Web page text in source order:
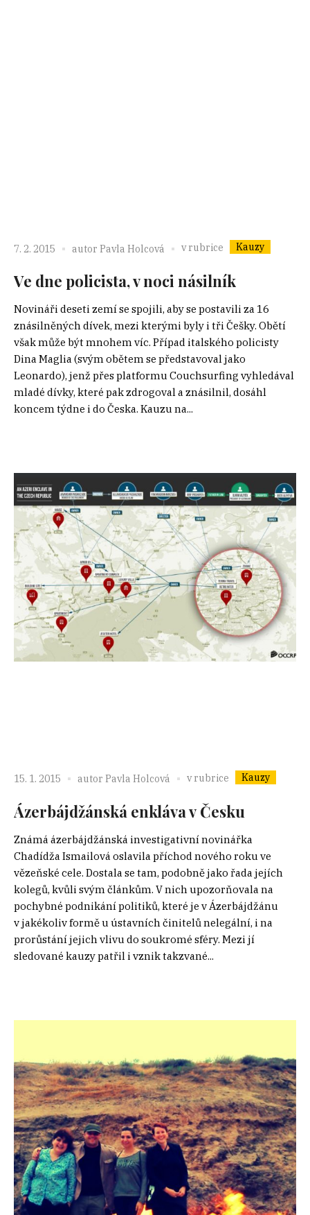
7. 2. 2015 autor Pavla Holcová v rubrice Kauzy
Ve dne policista, v noci násilník
Novináři deseti zemí se spojili, aby se postavili za 16
znásilněných dívek, mezi kterými byly i tři Češky. Obětí
však může být mnohem víc. Případ italského policisty
Dina Maglia (svým obětem se představoval jako
Leonardo), jenž přes platformu Couchsurfing vyhledával
mladé dívky, které pak zdrogoval a znásilnil, dosáhl
koncem týdne i do Česka. Kauzu na...
15. 1. 2015 autor Pavla Holcová v rubrice Kauzy
Ázerbájdžánská enkláva v Česku
Známá ázerbájdžánská investigativní novinářka
Chadídža Ismailová oslavila příchod nového roku ve
vězeňské cele. Dostala se tam, podobně jako řada jejích
kolegů, kvůli svým článkům. V nich upozorňovala na
pochybné podnikání politiků, které je v Ázerbájdžánu
v jakékoliv formě u ústavních činitelů nelegální, i na
prorůstání jejich vlivu do soukromé sféry. Mezi jí
sledované kauzy patřil i vznik takzvané...